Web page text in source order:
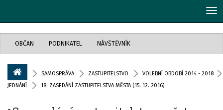
OBČAN PODNIKATEL NÁVŠTĚVNÍK
SAMOSPRÁVA ZASTUPITELSTVO
VOLEBNÍ OBDOBÍ 2014 - 2018
JEDNÁNÍ
18. ZASEDÁNÍ ZASTUPITELSTVA MĚSTA (15. 12. 2016)